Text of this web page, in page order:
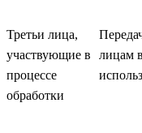
Третьи лица,
участвующие в
процессе
обработки
лицам